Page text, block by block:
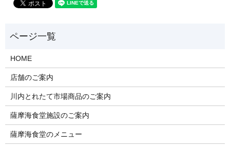
HOME
店舗のご案内
川内とれたて市場商品のご案内
薩摩海食堂施設のご案内
薩摩海食堂のメニュー